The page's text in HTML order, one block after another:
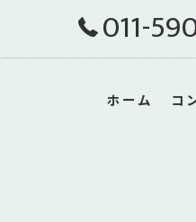
011-
ホーム コ